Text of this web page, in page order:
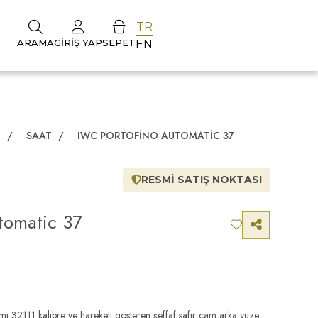
ARAMAGIRIŞ YAPSEPET
TR
EN
/ SAAT / IWC PORTOFINO AUTOMATIC 37
RESMİ SATIŞ NOKTASI
37
32111 kalibre ve hareketi gösteren şeffaf safir cam arka yüze